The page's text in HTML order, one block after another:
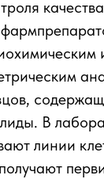
качества
В
линии